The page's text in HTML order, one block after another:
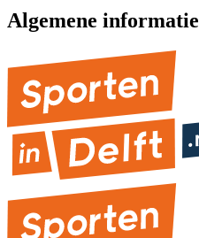
Algemene informatie